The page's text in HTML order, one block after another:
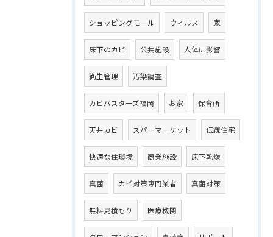
ショッピングモール ウィルス 家
床下のカビ 公共施設 人体に影響
衛生管理 汚染調査
カビバスターズ福岡 お家 保育所
天井カビ スパーマーケット 伝統住宅
快適な住環境 商業施設 床下乾燥
真菌 カビ対策専門業者 真菌対策
無料見積もり 医療機関